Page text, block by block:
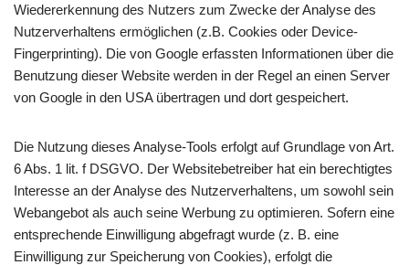
Wiedererkennung des Nutzers zum Zwecke der Analyse des
Nutzerverhaltens ermöglichen (z.B. Cookies oder Device-
Fingerprinting). Die von Google erfassten Informationen über die
Benutzung dieser Website werden in der Regel an einen Server
von Google in den USA übertragen und dort gespeichert.
Die Nutzung dieses Analyse-Tools erfolgt auf Grundlage von Art.
6 Abs. 1 lit. f DSGVO. Der Websitebetreiber hat ein berechtigtes
Interesse an der Analyse des Nutzerverhaltens, um sowohl sein
Webangebot als auch seine Werbung zu optimieren. Sofern eine
entsprechende Einwilligung abgefragt wurde (z. B. eine
Einwilligung zur Speicherung von Cookies), erfolgt die